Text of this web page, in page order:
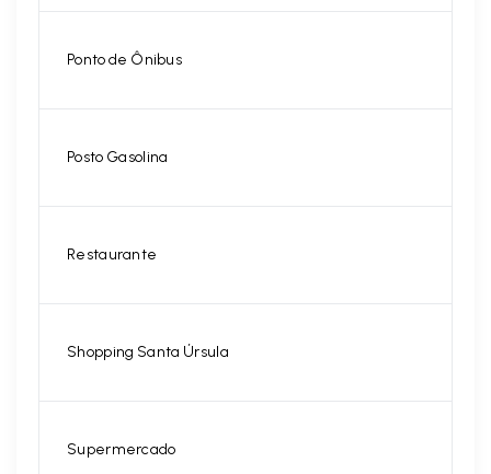
Ponto de Ônibus
Posto Gasolina
Restaurante
Shopping Santa Úrsula
Supermercado